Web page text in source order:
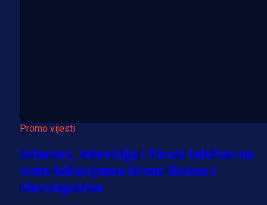
Promo vijesti
Internet, televizija i fiksni telefon na
svim lokacijama širom Bosne i
Hercegovine